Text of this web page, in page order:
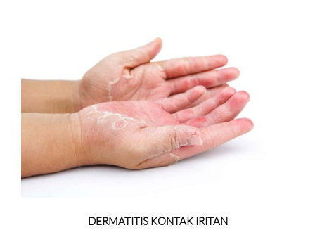
DERMATITIS KONTAK IRITAN